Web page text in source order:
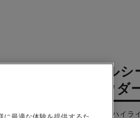
レ ベージュ ヘルシ
サンキスト パウダ
ブロンザー、チークカラー、ハイラ